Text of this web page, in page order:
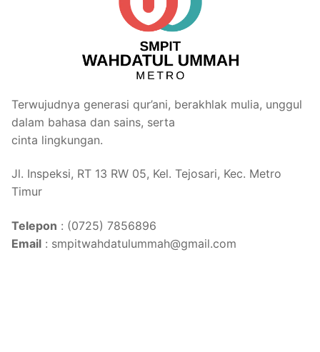
Terwujudnya generasi qur’ani, berakhlak mulia, unggul
dalam bahasa dan sains, serta
cinta lingkungan.
Jl. Inspeksi, RT 13 RW 05, Kel. Tejosari, Kec. Metro
Timur
Telepon : (0725) 7856896
Email : smpitwahdatulummah@gmail.com